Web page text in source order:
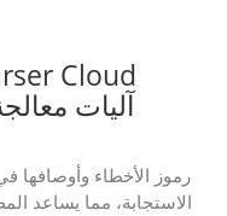
آليات
الاستجابة، مما يساعد